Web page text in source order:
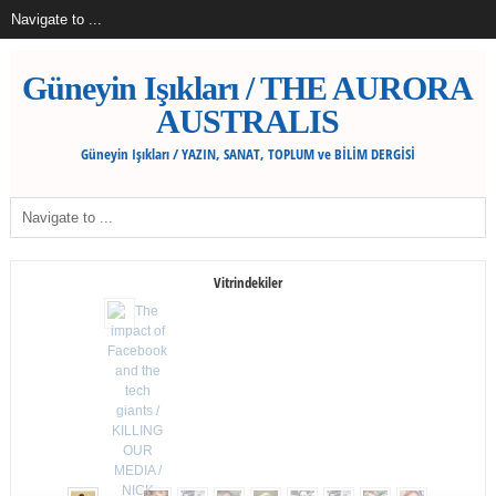
Güneyin Işıkları / THE AURORA
AUSTRALIS
Güneyin Işıkları / YAZIN, SANAT, TOPLUM ve BİLİM DERGİSİ
Vitrindekiler